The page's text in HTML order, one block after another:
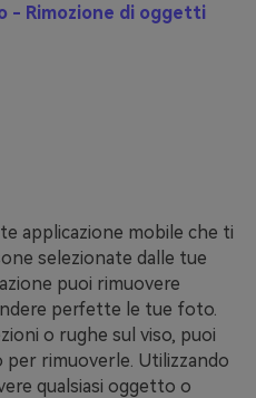
- Rimozione di oggetti
applicazione mobile che ti
selezionate dalle tue
puoi rimuovere
perfette le tue foto.
o rughe sul viso, puoi
rimuoverle. Utilizzando
qualsiasi oggetto o